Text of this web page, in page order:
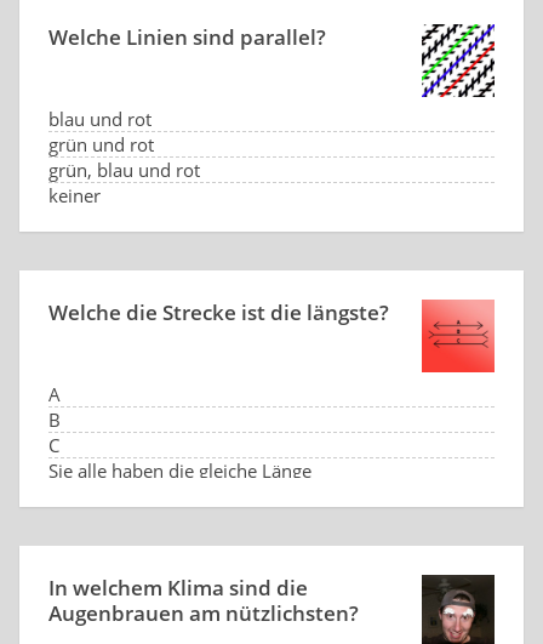
Welche Linien sind parallel?
blau und rot
grün und rot
grün, blau und rot
keiner
Welche die Strecke ist die längste?
A
B
C
Sie alle haben die gleiche Länge
In welchem Klima sind die
Augenbrauen am nützlichsten?